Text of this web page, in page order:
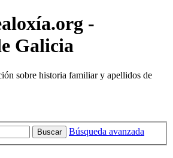
-
Galicia
sobre historia familiar y apellidos de
Buscar Búsqueda avanzada